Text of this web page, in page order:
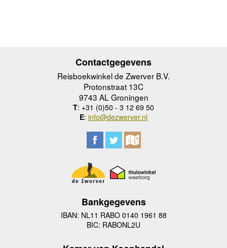
Contactgegevens
Reisboekwinkel de Zwerver B.V.
Protonstraat 13C
9743 AL Groningen
T: +31 (0)50 - 3 12 69 50
E: info@dezwerver.nl
Bankgegevens
IBAN: NL11 RABO 0140 1961 88
BIC: RABONL2U